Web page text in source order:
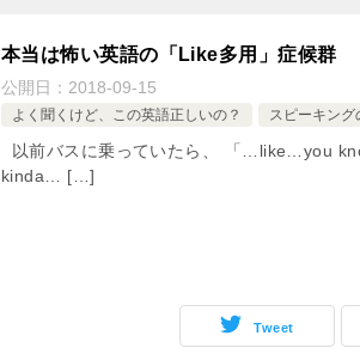
本当は怖い英語の「Like多用」症候群
公開日： 2018-09-15
よく聞くけど、この英語正しいの？ スピーキング
以前バスに乗っていたら、 「…like…you
kinda… […]
Tweet